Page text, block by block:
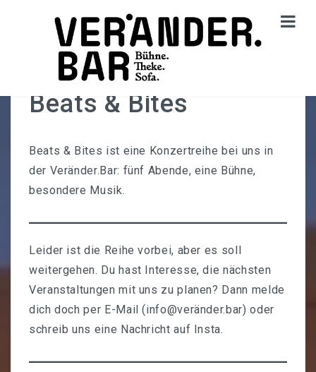
STARTSEITE
VERANSTALTUNGEN
Diskurs.Kino
MITMACHEN
Mitmachort
Beats & Bites
Beats & Bites ist eine Konzertreihe bei uns in
der Veränder.Bar: fünf Abende, eine Bühne,
besondere Musik.
Leider ist die Reihe vorbei, aber es soll
weitergehen. Du hast Interesse, die nächsten
Veranstaltungen mit uns zu planen? Dann melde
dich doch per E-Mail (info@veränder.bar) oder
schreib uns eine Nachricht auf Insta.